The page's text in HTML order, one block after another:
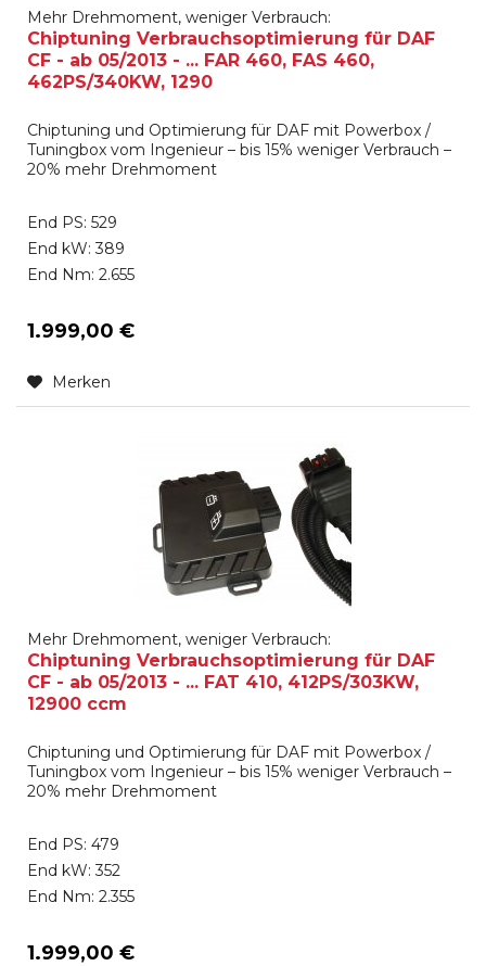
Mehr Drehmoment, weniger Verbrauch:
Chiptuning Verbrauchsoptimierung für DAF
CF - ab 05/2013 - ... FAR 460, FAS 460,
462PS/340KW, 1290
Chiptuning und Optimierung für DAF mit Powerbox /
Tuningbox vom Ingenieur – bis 15% weniger Verbrauch –
20% mehr Drehmoment
End PS: 529
End kW: 389
End Nm: 2.655
1.999,00 €
Merken
Mehr Drehmoment, weniger Verbrauch:
Chiptuning Verbrauchsoptimierung für DAF
CF - ab 05/2013 - ... FAT 410, 412PS/303KW,
12900 ccm
Chiptuning und Optimierung für DAF mit Powerbox /
Tuningbox vom Ingenieur – bis 15% weniger Verbrauch –
20% mehr Drehmoment
End PS: 479
End kW: 352
End Nm: 2.355
1.999,00 €